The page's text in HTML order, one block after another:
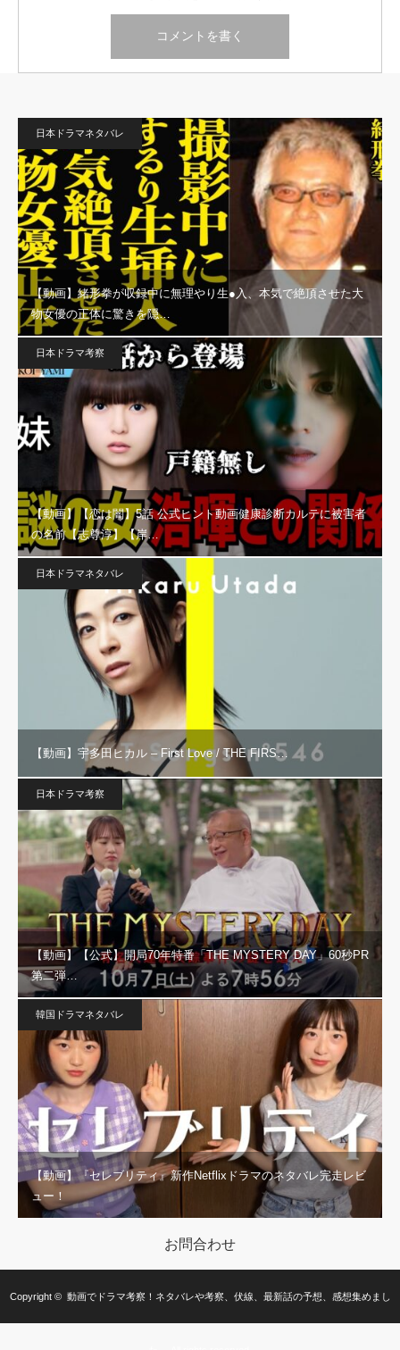
日本ドラマネタバレ
【動画】緒形拳が収録中に無理やり生●入、本気で絶頂させた大
物女優の正体に驚きを隠…
日本ドラマ考察
【動画】【恋は闇】5話 公式ヒント動画健康診断カルテに被害者
の名前【志尊淳】【岸…
日本ドラマネタバレ
【動画】宇多田ヒカル – First Love / THE FIRS…
日本ドラマ考察
【動画】【公式】開局70年特番「THE MYSTERY DAY」60秒PR
第二弾…
韓国ドラマネタバレ
【動画】『セレブリティ』新作Netflixドラマのネタバレ完走レビ
ュー！
お問合わせ
Copyright © 動画でドラマ考察！ネタバレや考察、伏線、最新話の予想、感想集めまし